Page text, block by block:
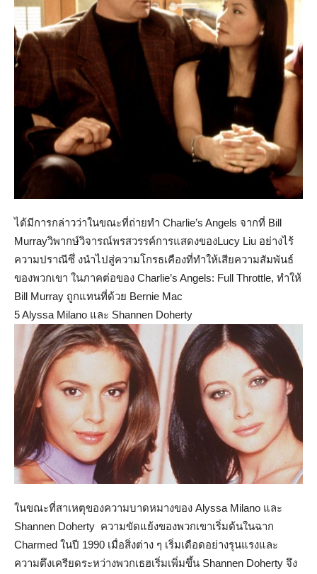
ได้มีการกล่าวว่าในขณะที่ถ่ายทำ Charlie’s Angels จากที่ Bill
Murrayวิพากษ์วิจารณ์พรสวรรค์การแสดงของLucy Liu อย่างไร้
ความปราณีซึ่ งนำไปสู่ความโกรธเคืองที่ทำให้เสียความสัมพันธ์
ของพวกเขา ในภาคต่อของ Charlie’s Angels: Full Throttle, ทำให้
Bill Murray ถูกแทนที่ด้วย Bernie Mac
5 Alyssa Milano และ Shannen Doherty
ในขณะที่สาเหตุของความบาดหมางของ Alyssa Milano และ
Shannen Doherty ความขัดแย้งของพวกเขาเริ่มต้นในฉาก
Charmed ในปี 1990 เมื่อสิ่งต่าง ๆ เริ่มเดือดอย่างรุนแรงและ
ความตึงเครียดระหว่างพวกเธฮเริ่มเพิ่มขึ้น Shannen Doherty จึง